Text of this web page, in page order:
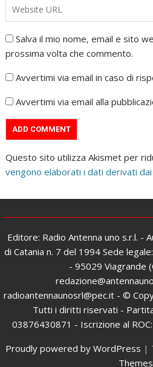
Salva il mio nome, email e sito
prossima volta che commento.
Avvertimi via email in caso di
Avvertimi via email alla
Questo sito utilizza Akismet per
vengono elaborati i dati derivati
Editore: Radio Antenna uno s.r.l. -
di Catania n. 7 del 1994 Sede
- 95029 Viagrande
radioantennaunosrl@pec.it - ©
Tutti i diritti riservati -
03876430871 - Iscrizione al
Proudly powered by WordPress |
Themes